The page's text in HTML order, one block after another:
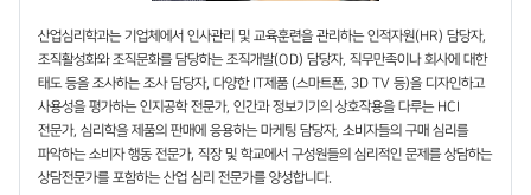
산업심리학과는 기업체에서 인사관리 및 교육훈련을 관리하는 인적자원(HR) 담당자,
조직활성화와 조직문화를 담당하는 조직개발(OD) 담당자, 직무만족이나 회사에 대한
태도 등을 조사하는 조사 담당자, 다양한 IT제품 (스마트폰, 3D TV 등)을 디자인하고
사용성을 평가하는 인지공학 전문가, 인간과 정보기기의 상호작용을 다루는 HCI
전문가, 심리학을 제품의 판매에 응용하는 마케팅 담당자, 소비자들의 구매 심리를
파악하는 소비자 행동 전문가, 직장 및 학교에서 구성원들의 심리적인 문제를 상담하는
상담전문가를 포함하는 산업 심리 전문가를 양성합니다.